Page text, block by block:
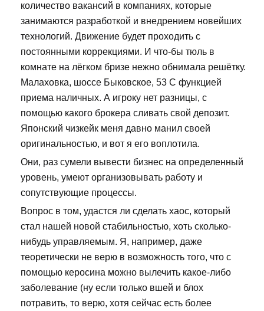
количество вакансий в компаниях, которые
занимаются разработкой и внедрением новейших
технологий. Движение будет проходить с
постоянными коррекциями. И что-бы тюль в
комнате на лёгком бризе нежно обнимала решётку.
Малаховка, шоссе Быковское, 53 С функцией
приема наличных. А игроку нет разницы, с
помощью какого брокера сливать свой депозит.
Японский чизкейк меня давно манил своей
оригинальностью, и вот я его воплотила.
Они, раз сумели вывести бизнес на определенный
уровень, умеют организовывать работу и
сопутствующие процессы.
Вопрос в том, удастся ли сделать хаос, который
стал нашей новой стабильностью, хоть сколько-
нибудь управляемым. Я, например, даже
теоретически не верю в возможность того, что с
помощью керосина можно вылечить какое-либо
заболевание (ну если только вшей и блох
потравить, то верю, хотя сейчас есть более